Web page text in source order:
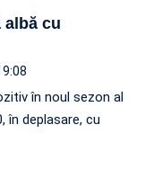
albă cu
în noul sezon al
în deplasare, cu